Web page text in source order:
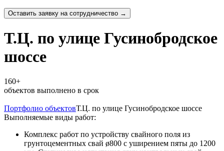
Оставить заявку на сотрудничество →
Т.Ц. по улице Гусинобродское
шоссе
160+
объектов выполнено в срок
Портфолио объектовТ.Ц. по улице Гусинобродское шоссе
Выполняемые виды работ:
Комплекс работ по устройству свайного поля из
грунтоцементных свай ø800 с уширением пяты до 1200